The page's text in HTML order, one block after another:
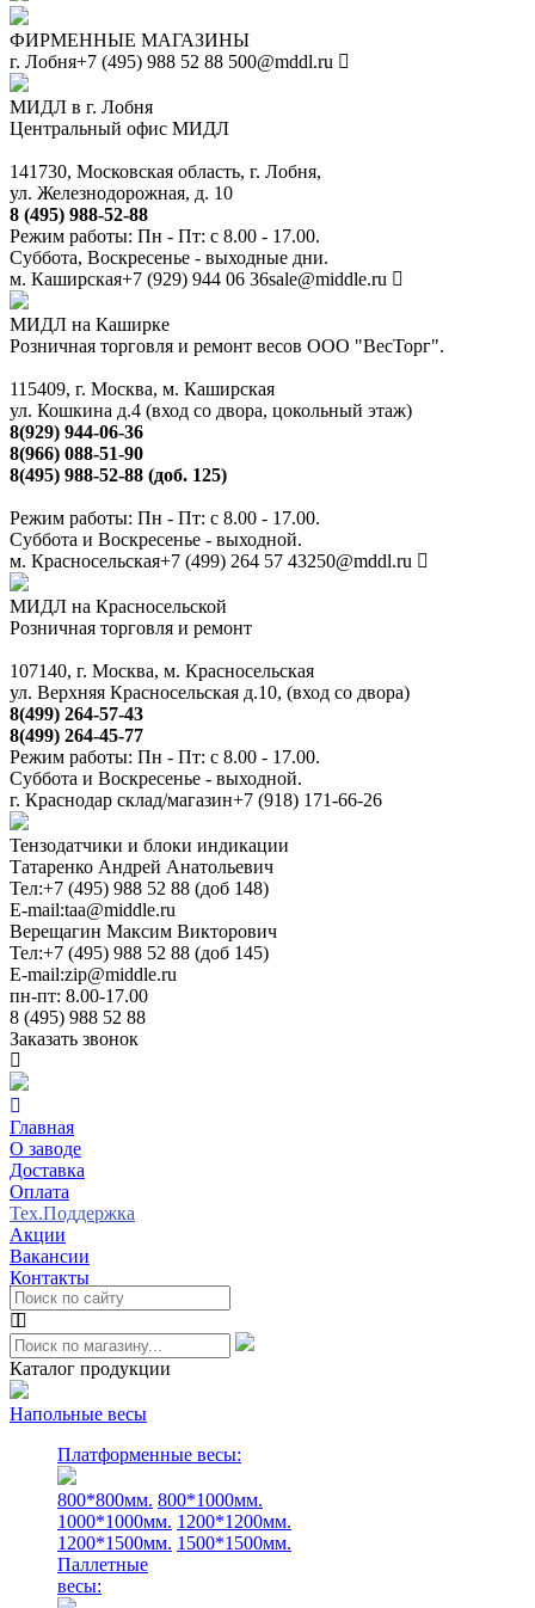
ФИРМЕННЫЕ МАГАЗИНЫ
г. Лобня+7 (495) 988 52 88 500@mddl.ru
МИДЛ в г. Лобня
Центральный офис МИДЛ
141730, Московская область, г. Лобня,
ул. Железнодорожная, д. 10
8 (495) 988-52-88
Режим работы: Пн - Пт: с 8.00 - 17.00.
Суббота, Воскресенье - выходные дни.
м. Каширская+7 (929) 944 06 36sale@middle.ru
МИДЛ на Каширке
Розничная торговля и ремонт весов ООО "ВесТорг".
115409, г. Москва, м. Каширская
ул. Кошкина д.4 (вход со двора, цокольный этаж)
8(929) 944-06-36
8(966) 088-51-90
8(495) 988-52-88 (доб. 125)
Режим работы: Пн - Пт: с 8.00 - 17.00.
Суббота и Воскресенье - выходной.
м. Красносельская+7 (499) 264 57 43250@mddl.ru
МИДЛ на Красносельской
Розничная торговля и ремонт
107140, г. Москва, м. Красносельская
ул. Верхняя Красносельская д.10, (вход со двора)
8(499) 264-57-43
8(499) 264-45-77
Режим работы: Пн - Пт: с 8.00 - 17.00.
Суббота и Воскресенье - выходной.
г. Краснодар склад/магазин+7 (918) 171-66-26
Тензодатчики и блоки индикации
Татаренко Андрей Анатольевич
Тел:+7 (495) 988 52 88 (доб 148)
E-mail:taa@middle.ru
Верещагин Максим Викторович
Тел:+7 (495) 988 52 88 (доб 145)
E-mail:zip@middle.ru
пн-пт: 8.00-17.00
8 (495) 988 52 88
Заказать звонок
Главная
О заводе
Доставка
Оплата
Тех.Поддержка
Акции
Вакансии
Контакты
Каталог продукции
Напольные весы
Платформенные весы:
800*800мм. 800*1000мм.
1000*1000мм. 1200*1200мм.
1200*1500мм. 1500*1500мм.
Паллетные
весы: